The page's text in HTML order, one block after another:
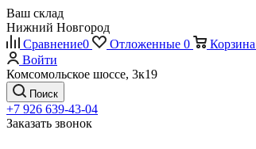
Ваш склад
Нижний Новгород
Сравнение0 Отложенные 0 Корзина
Войти
Комсомольское шоссе, 3к19
Поиск
+7 926 639-43-04
Заказать звонок